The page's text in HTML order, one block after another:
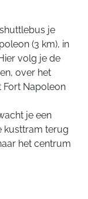
je
(3 km), in
volg je de
over het
Fort Napoleon
je een
kusttram terug
het centrum